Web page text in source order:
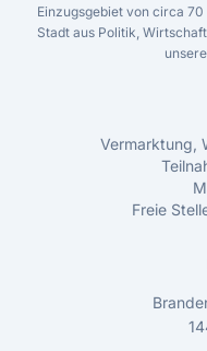
Einzugsgebiet von circa
Stadt aus Politik,
Vermarktung,
Freie